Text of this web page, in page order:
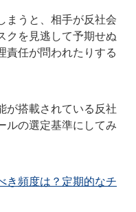
まうと、相手が反社会
クを見逃して予期せぬ
責任が問われたりする
が搭載されている反社
ルの選定基準にしてみ
き頻度は？定期的なチ